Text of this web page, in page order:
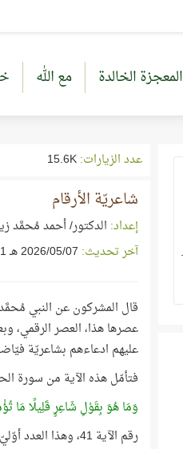
المعجزة الخالدة مع الله
عدد الزيارات:
شاعريّة الأرقام
إعداد: الدكتور/ أحمد مُحمَّد
آخر تحديث: 07‏/05‏/2026 هـ 21-11-1447
قال المشركون عن النبي
عصرها هذا، العصر الرقمي،
عليهم ادعاءهم بشاعريّة
فتأمّل هذه الآية من سورة
وَمَا هُوَ بِقَوْلِ شَاعِرٍ قَلِيلًا مَا
رقم الآية 41، وهذا العدد أوّليّ، ترتيبه في قائمة الأعداد الأوّليّة رقم